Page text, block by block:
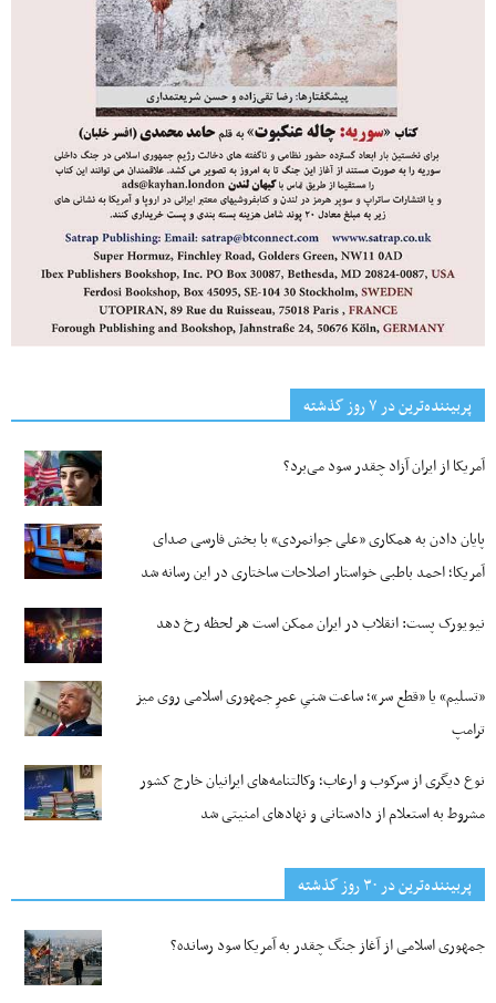
پربیننده‌ترین‌ در ۷ روز گذشته
آمریکا از ایران آزاد چقدر سود می‌برد؟
پایان دادن به همکاری «علی جوانمردی» با بخش فارسی صدای
آمریکا؛ احمد باطبی خواستار اصلاحات ساختاری در این رسانه شد
نیویورک پست: انقلاب در ایران ممکن است هر لحظه رخ دهد
«تسلیم» یا «قطع سر»؛ ساعت شنیِ عمرِ جمهوری اسلامی روی میز
ترامپ
نوع دیگری از سرکوب و ارعاب؛ وکالتنامه‌های ایرانیان خارج کشور
مشروط به استعلام از دادستانی و نهادهای امنیتی شد
پربیننده‌ترین‌ در ۳۰ روز گذشته
جمهوری اسلامی از آغاز جنگ چقدر به آمریکا سود رسانده؟